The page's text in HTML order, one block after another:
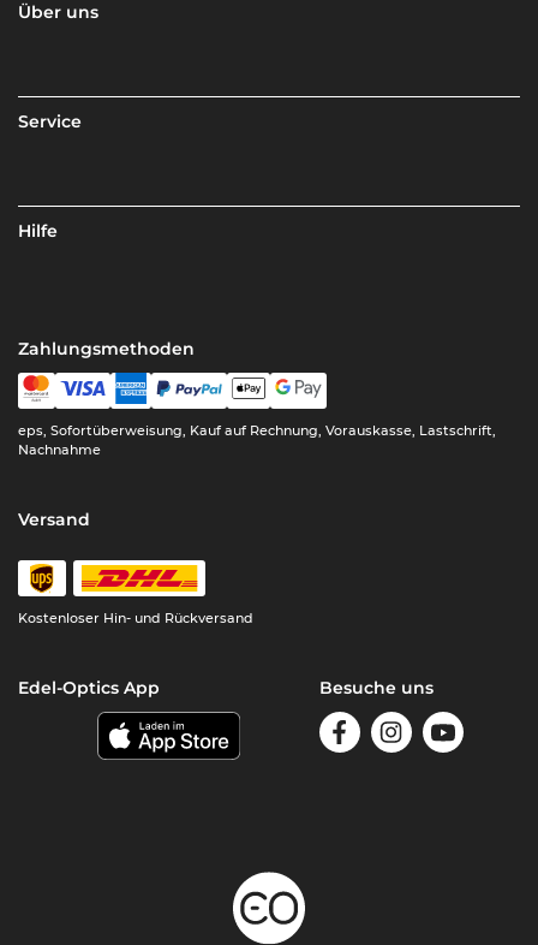
Über uns
Service
Hilfe
Zahlungsmethoden
eps, Sofortüberweisung, Kauf auf Rechnung, Vorauskasse, Lastschrift,
Nachnahme
Versand
Kostenloser Hin- und Rückversand
Edel-Optics App Besuche uns